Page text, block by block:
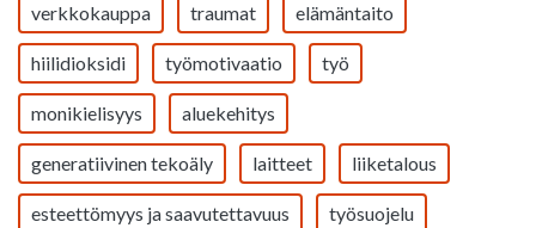
verkkokauppa traumat elämäntaito
hiilidioksidi työmotivaatio työ
monikielisyys aluekehitys
generatiivinen tekoäly laitteet liiketalous
esteettömyys ja saavutettavuus työsuojelu